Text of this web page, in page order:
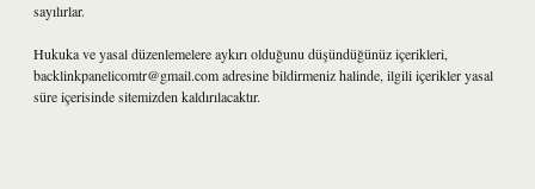
sayılırlar.
Hukuka ve yasal düzenlemelere aykırı olduğunu düşündüğünüz içerikleri,
backlinkpanelicomtr@gmail.comadresine bildirmeniz halinde, ilgili içerikler yasal
süre içerisinde sitemizden kaldırılacaktır.